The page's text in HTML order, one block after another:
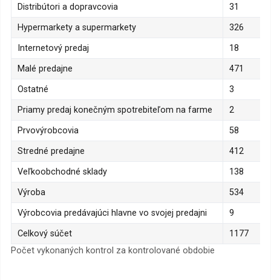
Distribútori a dopravcovia
31
Hypermarkety a supermarkety
326
Internetový predaj
18
Malé predajne
471
Ostatné
3
Priamy predaj konečným spotrebiteľom na farme
2
Prvovýrobcovia
58
Stredné predajne
412
Veľkoobchodné sklady
138
Výroba
534
Výrobcovia predávajúci hlavne vo svojej predajni
9
Celkový súčet
1177
Počet vykonaných kontrol za kontrolované obdobie